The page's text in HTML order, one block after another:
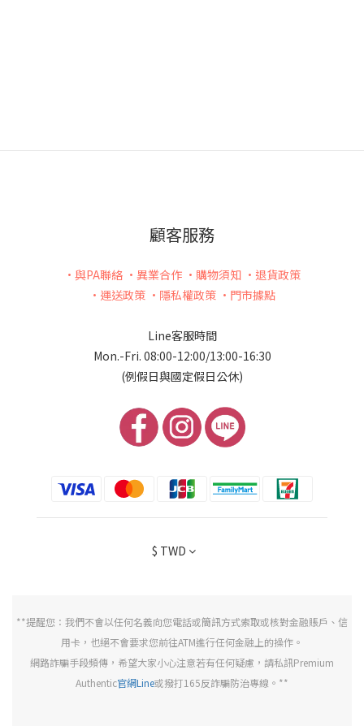
顧客服務
•與PA聯絡 •異業合作 •購物須知 •退貨政策
•運送政策 •隱私權政策 •門市據點
Line客服時間
Mon.-Fri. 08:00-12:00/13:00-16:30
(例假日與國定假日公休)
$ TWD
**提醒您：我們不會以任何名義向您電話或簡訊方式索取或核對金融賬戶、信
用卡，也絕不會要求您前往ATM進行任何金融上的操作。
網路詐騙手段頻傳，希望大家小心注意若有任何疑慮，請私訊Premium
Authentic官網Line或撥打165反詐騙防治專線。**